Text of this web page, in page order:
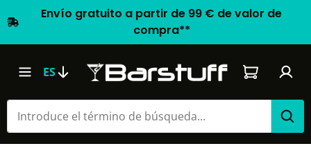
Envío gratuito a partir de 99 € de valor de
compra**
ES El carrito